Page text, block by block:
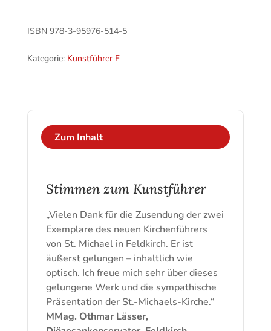
St.
Michael
Menge
ISBN 978-3-95976-514-5
Kategorie: Kunstführer F
Zum Inhalt
Stimmen zum Kunstführer
„Vielen Dank für die Zusendung der zwei
Exemplare des neuen Kirchenführers
von St. Michael in Feldkirch. Er ist
äußerst gelungen – inhaltlich wie
optisch. Ich freue mich sehr über dieses
gelungene Werk und die sympathische
Präsentation der St.-Michaels-Kirche.“
MMag. Othmar Lässer,